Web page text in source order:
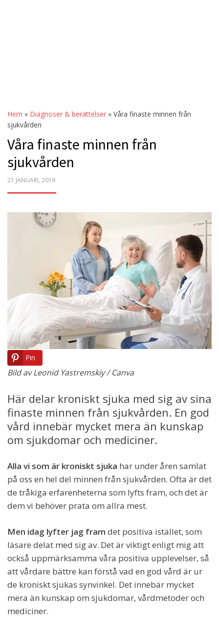
Hem » Diagnoser & berättelser » Våra finaste minnen från
sjukvården
Våra finaste minnen från
sjukvården
POSTED
21 JANUARI, 2019
Pin
Bild av Leonid Yastremskiy / Canva
Här delar kroniskt sjuka med sig av sina
finaste minnen från sjukvården. En god
vård innebär mycket mera än kunskap
om sjukdomar och mediciner.
Alla vi som är kroniskt sjuka har under åren samlat
på oss en hel del minnen från sjukvården. Ofta är det
de tråkiga erfarenheterna som lyfts fram, och det är
dem vi behöver prata om allra mest.
Men idag lyfter jag fram det positiva istället, som
läsare delat med sig av. Det är viktigt enligt mig att
också uppmärksamma våra positiva upplevelser, så
att vårdare bättre kan förstå vad en god vård är ur
de kroniskt sjukas synvinkel. Det innebär mycket
mera än kunskap om sjukdomar, vårdmetoder och
mediciner.